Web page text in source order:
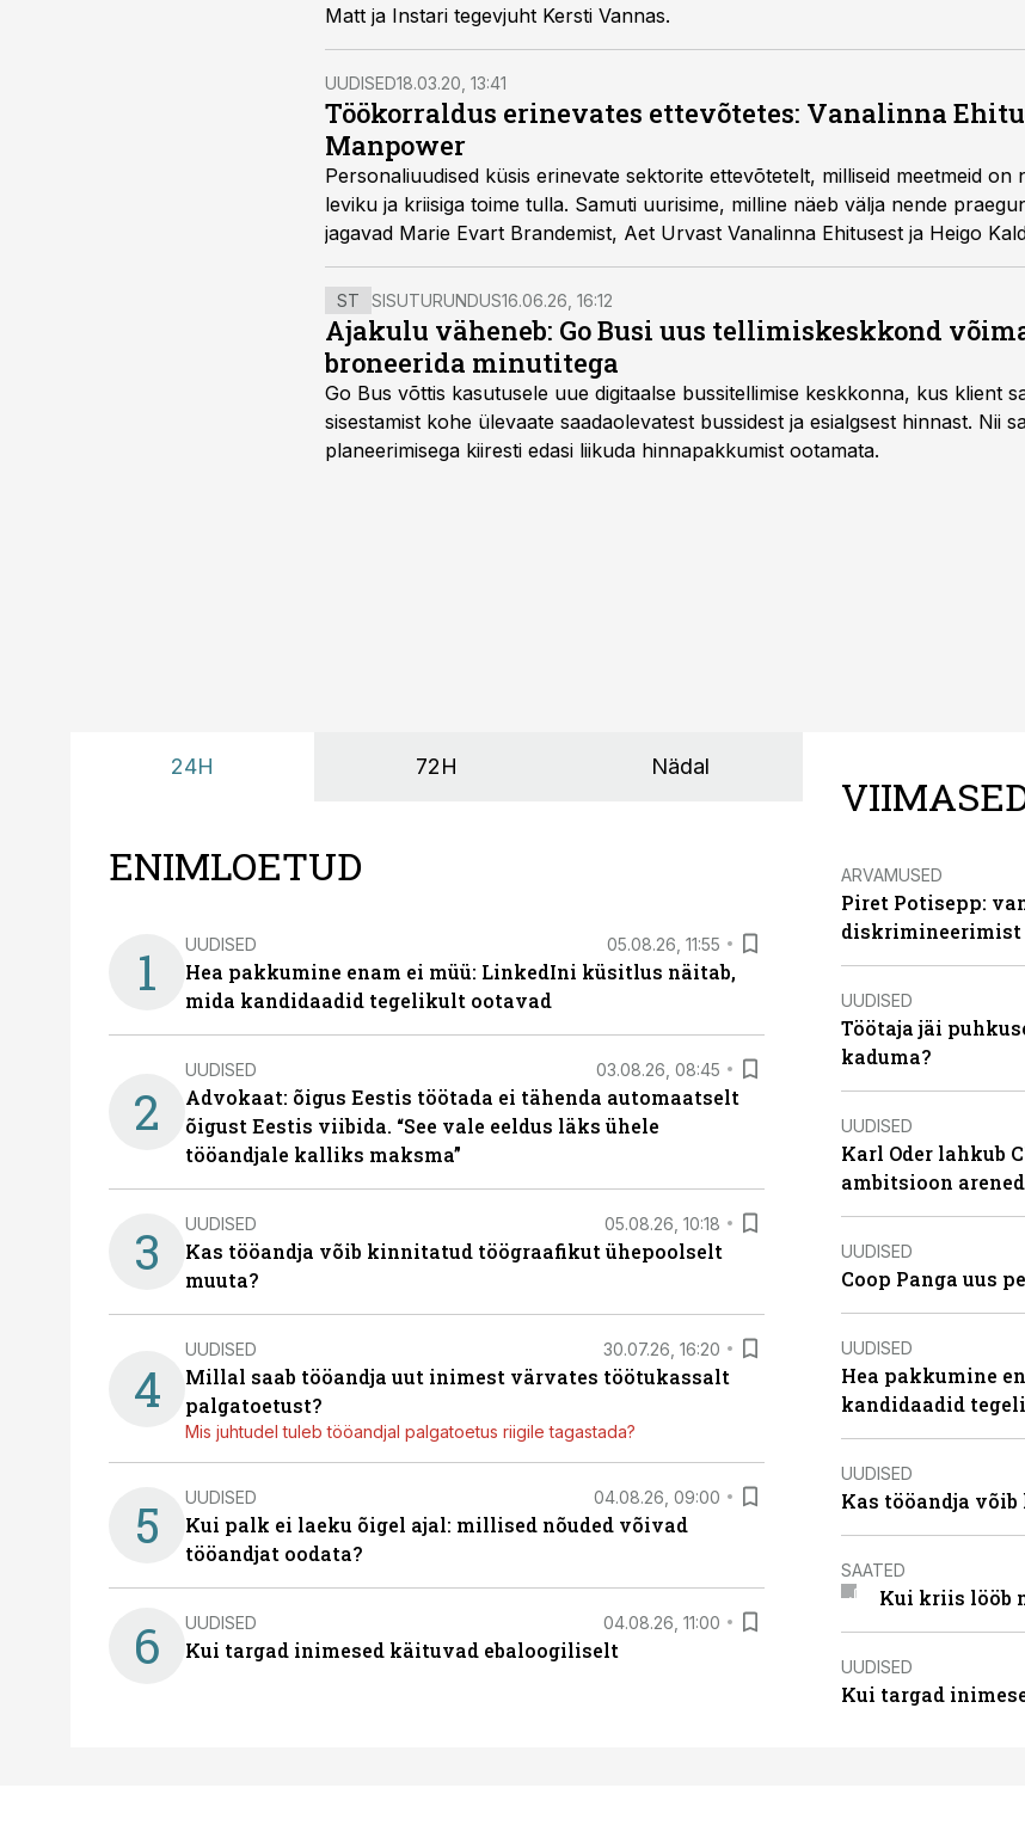
Matt ja Instari tegevjuht Kersti Vannas.
UUDISED18.03.20, 13:41
Töökorraldus erinevates ettevõtetes: Vanalinna
Manpower
Personaliuudised küsis erinevate sektorite ettevõtetelt, milliseid meetmeid on
leviku ja kriisiga toime tulla. Samuti uurisime, milline näeb välja nende
jagavad Marie Evart Brandemist, Aet Urvast Vanalinna Ehitusest ja Heigo
ST SISUTURUNDUS16.06.26, 16:12
Ajakulu väheneb: Go Busi uus tellimiskeskkond
broneerida minutitega
Go Bus võttis kasutusele uue digitaalse bussitellimise keskkonna, kus klient
sisestamist kohe ülevaate saadaolevatest bussidest ja esialgsest hinnast. Nii
planeerimisega kiiresti edasi liikuda hinnapakkumist ootamata.
24H 72H Nädal
ENIMLOETUD
1 UUDISED 05.08.26, 11:55
Hea pakkumine enam ei müü: LinkedIni küsitlus näitab,
mida kandidaadid tegelikult ootavad
2
UUDISED 03.08.26, 08:45
Advokaat: õigus Eestis töötada ei tähenda automaatselt
õigust Eestis viibida. “See vale eeldus läks ühele
tööandjale kalliks maksma”
3 UUDISED 05.08.26, 10:18
Kas tööandja võib kinnitatud töögraafikut ühepoolselt
muuta?
4
UUDISED 30.07.26, 16:20
Millal saab tööandja uut inimest värvates töötukassalt
palgatoetust?
Mis juhtudel tuleb tööandjal palgatoetus riigile tagastada?
5 UUDISED 04.08.26, 09:00
Kui palk ei laeku õigel ajal: millised nõuded võivad
tööandjat oodata?
6 UUDISED 04.08.26, 11:00
Kui targad inimesed käituvad ebaloogiliselt
ARVAMUSED
Piret Potisepp:
diskrimineerimist
UUDISED
Töötaja jäi
kaduma?
UUDISED
Karl Oder lahkub
ambitsioon
UUDISED
Coop Panga uus
UUDISED
Hea pakkumine
kandidaadid
UUDISED
Kas tööandja
SAATED
Kui kriis lööb
UUDISED
Kui targad